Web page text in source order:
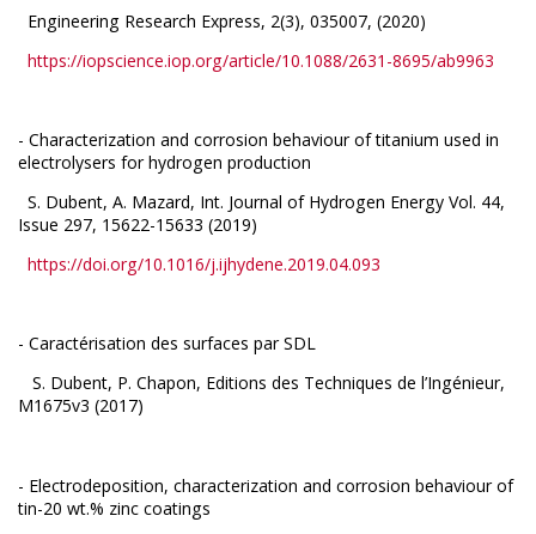
Engineering Research Express, 2(3), 035007, (2020)
https://iopscience.iop.org/article/10.1088/2631-8695/ab9963
- Characterization and corrosion behaviour of titanium used in
electrolysers for hydrogen production
S. Dubent, A. Mazard, Int. Journal of Hydrogen Energy Vol. 44,
Issue 297, 15622-15633 (2019)
https://doi.org/10.1016/j.ijhydene.2019.04.093
- Caractérisation des surfaces par SDL
S. Dubent, P. Chapon, Editions des Techniques de l’Ingénieur,
M1675v3 (2017)
- Electrodeposition, characterization and corrosion behaviour of
tin-20 wt.% zinc coatings